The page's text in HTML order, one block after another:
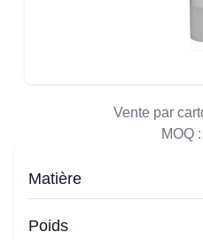
Vente par
MOQ :
Matière
Poids